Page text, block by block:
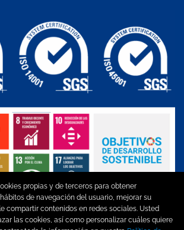
de privacidad|Política de cookies|Política
propias y de terceros para obtener
de navegación del usuario, mejorar su
compartir contenidos en redes sociales. Usted
las cookies, así como personalizar cuáles quiere